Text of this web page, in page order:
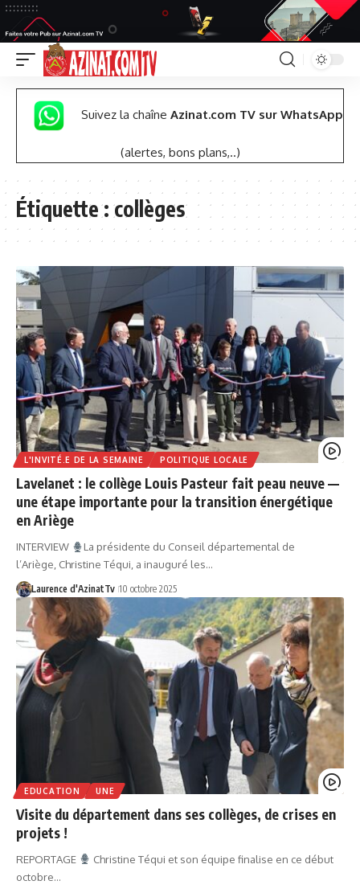
Suivez la chaîne Azinat.com TV sur WhatsApp
(alertes, bons plans,..)
Étiquette :collèges
L'INVITÉ.E DE LA SEMAINE POLITIQUE LOCALE
Lavelanet : le collège Louis Pasteur fait peau neuve —
une étape importante pour la transition énergétique
en Ariège
INTERVIEW
La présidente du Conseil départemental de
l’Ariège, Christine Téqui, a inauguré les…
Laurence d'AzinatTv 10 octobre 2025
EDUCATION UNE
Visite du département dans ses collèges, de crises en
projets !
REPORTAGE
Christine Téqui et son équipe finalise en ce début
octobre…